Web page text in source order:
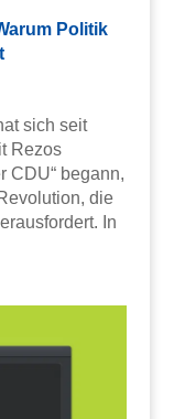
Politik
sich seit
Rezos
CDU“ begann,
die
In